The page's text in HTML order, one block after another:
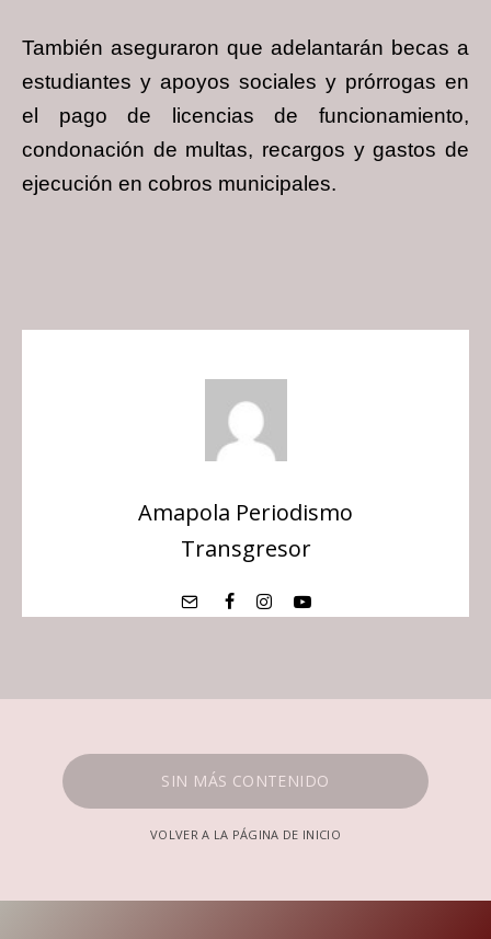
También aseguraron que adelantarán becas a
estudiantes y apoyos sociales y prórrogas en
el pago de licencias de funcionamiento,
condonación de multas, recargos y gastos de
ejecución en cobros municipales.
Amapola Periodismo
Transgresor
SIN MÁS CONTENIDO
VOLVER A LA PÁGINA DE INICIO